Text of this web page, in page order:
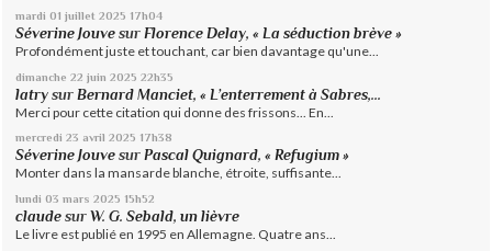
mardi 01 juillet 2025 17h04
Séverine Jouve surFlorence Delay, « La séduction brève »
Profondément juste et touchant, car bien davantage qu'une...
dimanche 22 juin 2025 22h35
latry surBernard Manciet, « L’enterrement à Sabres,...
Merci pour cette citation qui donne des frissons... En...
mercredi 23 avril 2025 17h38
Séverine Jouve surPascal Quignard, « Refugium »
Monter dans la mansarde blanche, étroite, suffisante...
lundi 03 mars 2025 15h52
claude surW. G. Sebald, un lièvre
Le livre est publié en 1995 en Allemagne. Quatre ans...